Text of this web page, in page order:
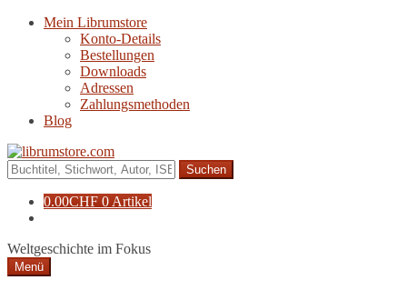
Navigation
Zum
Mein Librumstore
Konto-Details
Bestellungen
Downloads
Adressen
Zahlungsmethoden
Blog
Suche
nach:
0.00CHF 0 Artikel
Weltgeschichte im Fokus
Menü